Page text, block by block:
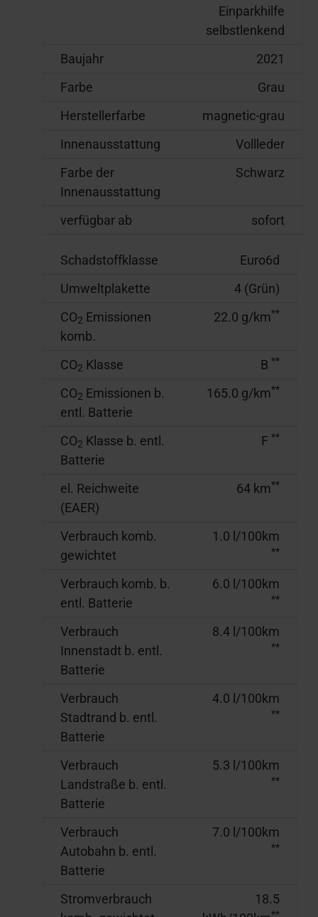
Einparkhilfe
selbstlenkend
Baujahr
2021
Farbe
Grau
Herstellerfarbe
magnetic-grau
Innenausstattung
Vollleder
Farbe der
Innenausstattung
Schwarz
verfügbar ab sofort
Schadstoffklasse
Euro6d
Umweltplakette
4 (Grün)
CO2 Emissionen
komb.
22.0 g/km**
CO2 Klasse B **
CO2 Emissionen b.
entl. Batterie
165.0 g/km**
CO2 Klasse b. entl.
Batterie
F **
el. Reichweite
(EAER)
64 km**
Verbrauch komb.
gewichtet
1.0 l/100km
**
Verbrauch komb. b.
entl. Batterie
6.0 l/100km
**
Verbrauch
Innenstadt b. entl.
Batterie
8.4 l/100km
**
Verbrauch
Stadtrand b. entl.
Batterie
4.0 l/100km
**
Verbrauch
Landstraße b. entl.
Batterie
5.3 l/100km
**
Verbrauch
Autobahn b. entl.
Batterie
7.0 l/100km
**
Stromverbrauch
18.5
**